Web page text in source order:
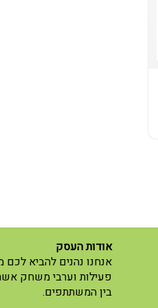
אודות העסק
אנחנו נהנים להביא לכם
פעילות וערבי משחק
בין המשתתפים.